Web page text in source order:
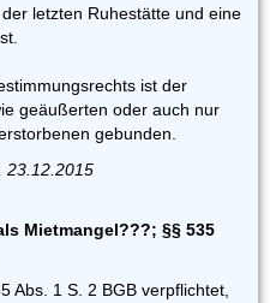
letzten Ruhestätte und eine
ist der
geäußerten oder auch nur
gebunden.
23.12.2015
Mietmangel???; §§ 535
Abs. 1 S. 2 BGB verpflichtet,